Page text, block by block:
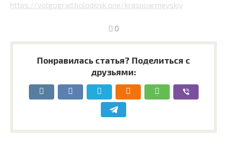
https://volgograd.holodilnik.one/krasnoarmeyskiy
0
Понравилась статья? Поделиться с
друзьями: